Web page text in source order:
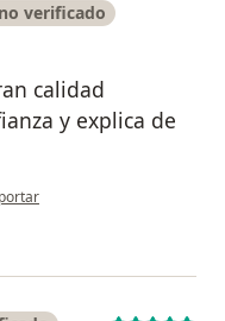
verificado
calidad
y explica de
del usuario Julián M.